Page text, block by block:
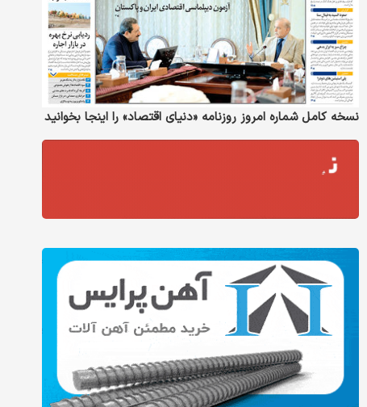
نسخه کامل شماره امروز روزنامه «دنیای‌ اقتصاد» را اینجا بخوانید